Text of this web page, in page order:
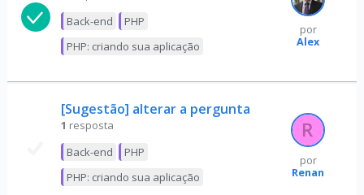
Back-end
PHP
PHP: criando sua aplicação
por
Alex
[Sugestão] alterar a pergunta
1 resposta
Back-end
PHP
PHP: criando sua aplicação
por
Renan